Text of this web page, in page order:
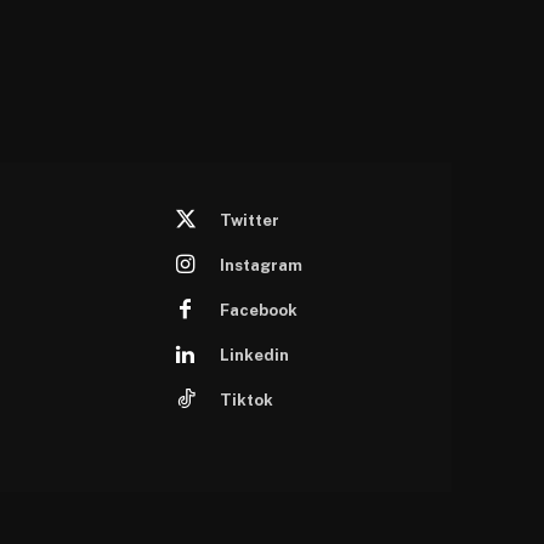
Twitter
Instagram
Facebook
Linkedin
Tiktok